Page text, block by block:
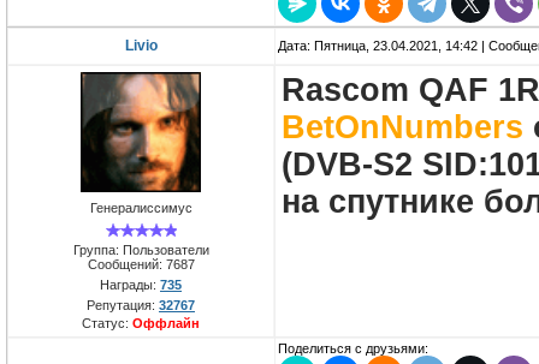
Livio Дата: Пятница, 23.04.2021, 14:42 |
Генералиссимус
Группа: Пользователи
Сообщений: 7687
Награды: 735
Репутация: 32767
Статус: Оффлайн
Rascom QAF
BetOnNumbers
(DVB-S2
на спутнике
Поделиться с друзьями: